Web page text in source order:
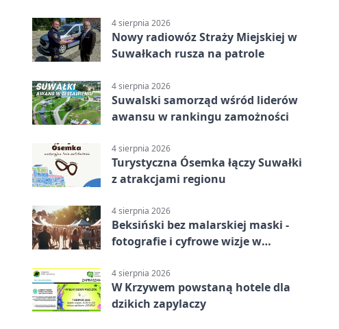
4 sierpnia 2026
Nowy radiowóz Straży Miejskiej w
Suwałkach rusza na patrole
4 sierpnia 2026
Suwalski samorząd wśród liderów
awansu w rankingu zamożności
4 sierpnia 2026
Turystyczna Ósemka łączy Suwałki
z atrakcjami regionu
4 sierpnia 2026
Beksiński bez malarskiej maski -
fotografie i cyfrowe wizje w
4 sierpnia 2026
W Krzywem powstaną hotele dla
dzikich zapylaczy